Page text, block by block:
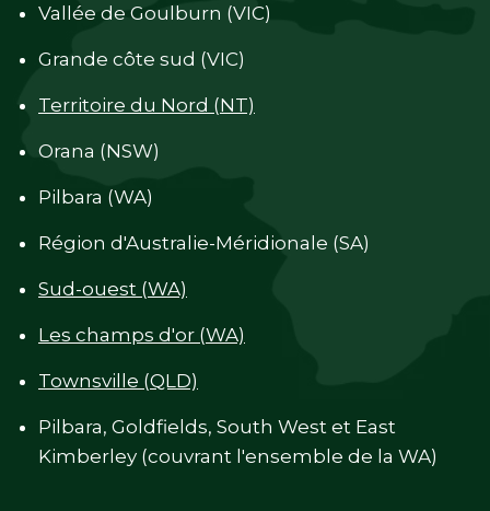
Vallée de Goulburn (VIC)
Grande côte sud (VIC)
Territoire du Nord (NT)
Orana (NSW)
Pilbara (WA)
Région d'Australie-Méridionale (SA)
Sud-ouest (WA)
Les champs d'or (WA)
Townsville (QLD)
Pilbara, Goldfields, South West et East
Kimberley (couvrant l'ensemble de la WA)